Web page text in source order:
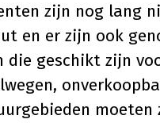
zijn nog lang
en er zijn ook
geschikt zijn
moeten